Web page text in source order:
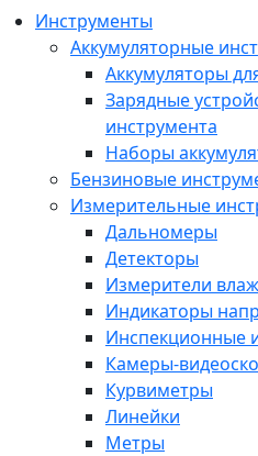
Инструменты
Аккумуляторные
Аккумуляторы
Зарядные
инструмента
Наборы
Бензиновые
Измерительные
Дальномеры
Детекторы
Измерители
Индикаторы
Инспекционные
Камеры-
Курвиметры
Линейки
Метры